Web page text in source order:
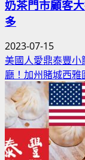
奶茶門市顧客
多
2023-07-15
美國人愛鼎泰豐
廳！加州賭城西